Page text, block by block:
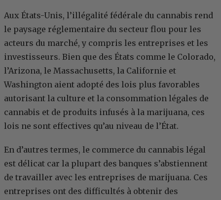
Aux États-Unis, l’illégalité fédérale du cannabis rend
le paysage réglementaire du secteur flou pour les
acteurs du marché, y compris les entreprises et les
investisseurs. Bien que des États comme le Colorado,
l’Arizona, le Massachusetts, la Californie et
Washington aient adopté des lois plus favorables
autorisant la culture et la consommation légales de
cannabis et de produits infusés à la marijuana, ces
lois ne sont effectives qu’au niveau de l’État.
En d’autres termes, le commerce du cannabis légal
est délicat car la plupart des banques s’abstiennent
de travailler avec les entreprises de marijuana. Ces
entreprises ont des difficultés à obtenir des